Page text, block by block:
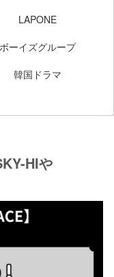
LAPONE
ボーイズグループ
韓国ドラマ
HIや